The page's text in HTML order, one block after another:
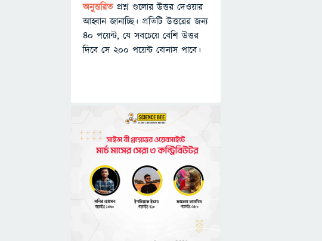
অনুত্তরিত প্রশ্ন গুলোর উত্তর দেওয়ার
আহ্বান জানাচ্ছি। প্রতিটি উত্তরের জন্য
৪০ পয়েন্ট, যে সবচেয়ে বেশি উত্তর
দিবে সে ২০০ পয়েন্ট বোনাস পাবে।